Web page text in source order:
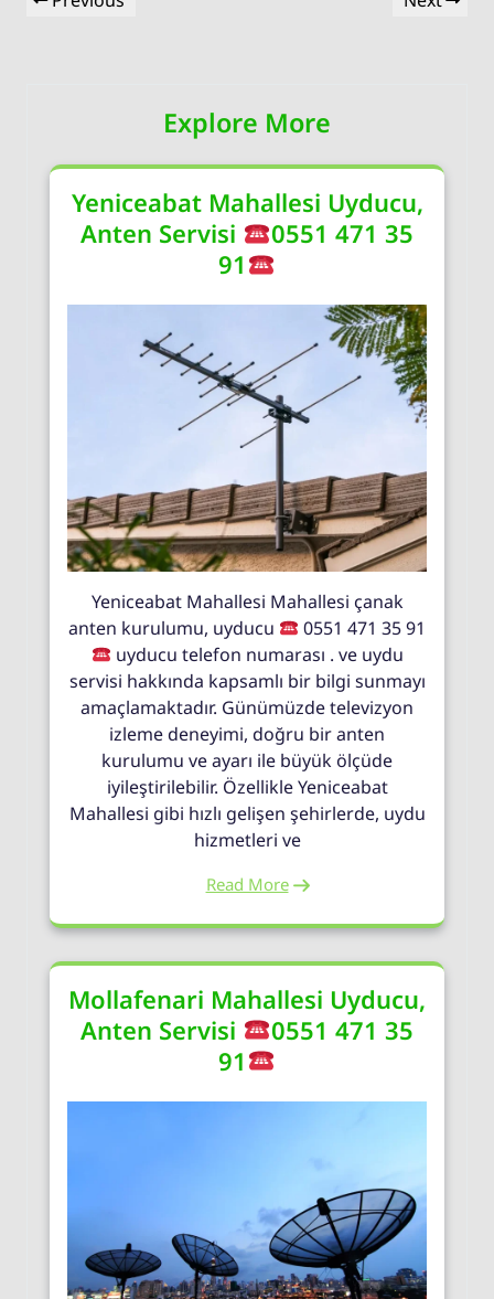
gezinmesi
Explore More
Yeniceabat Mahallesi Uyducu,
Anten Servisi
0551 471 35
91
Yeniceabat Mahallesi Mahallesi çanak
anten kurulumu, uyducu
0551 471 35 91
uyducu telefon numarası . ve uydu
servisi hakkında kapsamlı bir bilgi sunmayı
amaçlamaktadır. Günümüzde televizyon
izleme deneyimi, doğru bir anten
kurulumu ve ayarı ile büyük ölçüde
iyileştirilebilir. Özellikle Yeniceabat
Mahallesi gibi hızlı gelişen şehirlerde, uydu
hizmetleri ve
Read More
Mollafenari Mahallesi Uyducu,
Anten Servisi
0551 471 35
91